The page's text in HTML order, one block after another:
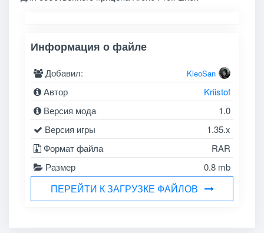
Информация о файле
Добавил: KleoSan
Автор
Kriistof
Версия мода
1.0
Версия игры
1.35.x
Формат файла
RAR
Размер
0.8 mb
ПЕРЕЙТИ К ЗАГРУЗКЕ ФАЙЛОВ